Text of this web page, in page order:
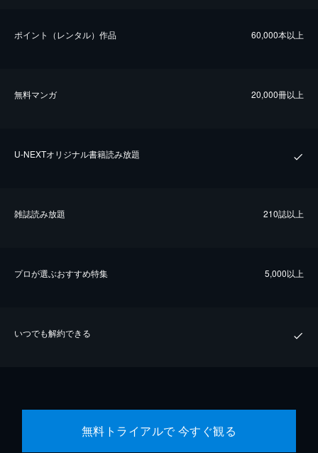
ポイント（レンタル）作品 60,000本以上
無料マンガ 20,000冊以上
U-NEXTオリジナル書籍読み放題
雑誌読み放題 210誌以上
プロが選ぶおすすめ特集 5,000以上
いつでも解約できる
無料トライアルで 今すぐ観る